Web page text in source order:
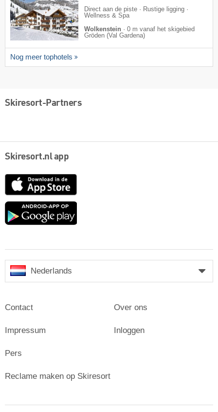
Direct aan de piste · Rustige ligging ·
Wellness & Spa
Wolkenstein · 0 m vanaf het skigebied
Gröden (Val Gardena)
Nog meer tophotels
Skiresort-Partners
Skiresort.nl app
App
Google
Nederlands
Contact
Impressum
Pers
Over ons
Inloggen
Reclame maken op Skiresort